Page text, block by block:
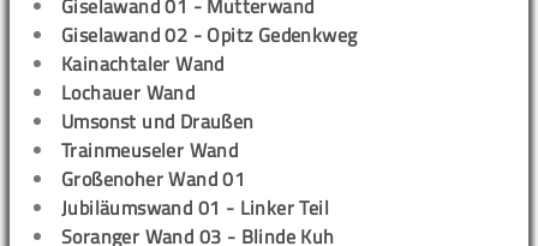
Giselawand 01 - Mutterwand
Giselawand 02 - Opitz Gedenkweg
Kainachtaler Wand
Lochauer Wand
Umsonst und Draußen
Trainmeuseler Wand
Großenoher Wand 01
Jubiläumswand 01 - Linker Teil
Soranger Wand 03 - Blinde Kuh